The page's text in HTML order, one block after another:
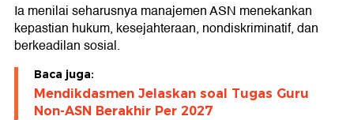
Ia menilai seharusnya manajemen ASN menekankan
kepastian hukum, kesejahteraan, nondiskriminatif, dan
berkeadilan sosial.
Baca juga:
Mendikdasmen Jelaskan soal Tugas Guru
Non-ASN Berakhir Per 2027